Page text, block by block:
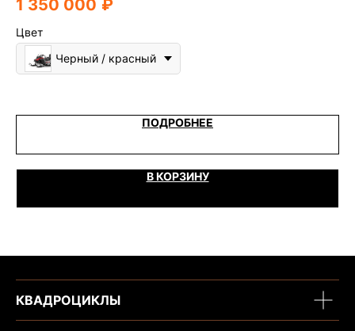
1 350 000 ₽
Цвет
Черный / красный
ПОДРОБНЕЕ
В КОРЗИНУ
КВАДРОЦИКЛЫ